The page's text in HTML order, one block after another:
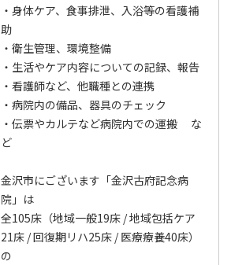
・身体ケア、食事排泄、入浴等の看護補
助
・衛生管理、環境整備
・生活やケア内容についての記録、報告
・看護師など、他職種との連携
・病院内の備品、器具のチェック
・伝票やカルテなど病院内での運搬 な
ど
金沢市にございます「金沢古府記念病
院」は
全105床（地域一般19床 / 地域包括ケア
21床 / 回復期リハ25床 / 医療療養40床）
の